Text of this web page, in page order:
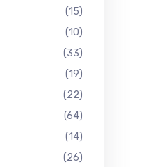
(15)
(10)
(33)
(19)
(22)
(64)
(14)
(26)